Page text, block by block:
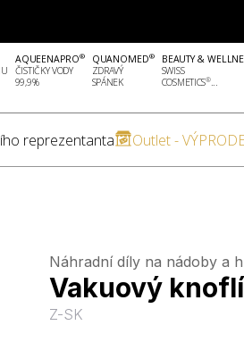
AQUEENAPRO®
ČISTIČKY VODY
99,9%
QUANOMED®
ZDRAVÝ
SPÁNEK
BEAUTY &
SWISS
COSMETICS®...
reprezentanta Outlet -
Náhradní díly na nádoby a
Vakuový
Z-SK